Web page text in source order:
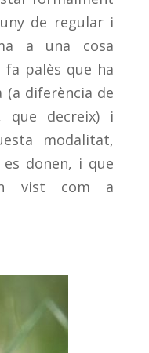
de regular i
a una cosa
palès que ha
(a diferència de
que decreix) i
modalitat,
donen, i que
vist com a